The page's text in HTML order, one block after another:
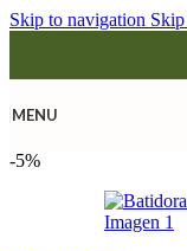
Skip to navigation
MENU
-5%